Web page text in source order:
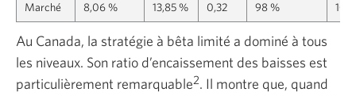
Marché 8,06 % 13,85 % 0,32 98 % 102
Au Canada, la stratégie à bêta limité a dominé à tous
les niveaux. Son ratio d’encaissement des baisses est
particulièrement remarquable2. Il montre que, quand